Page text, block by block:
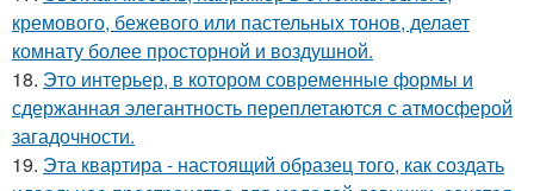
кремового, бежевого или пастельных тонов, делает
комнату более просторной и воздушной.
18. Это интерьер, в котором современные формы и
сдержанная элегантность переплетаются с атмосферой
загадочности.
19. Эта квартира - настоящий образец того, как создать